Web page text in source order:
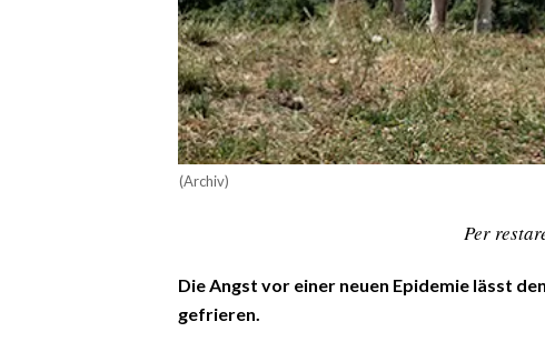
(Archiv)
Per
Die Angst vor einer neuen Epidemie lässt
gefrieren.